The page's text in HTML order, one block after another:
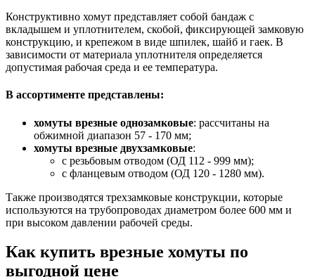
Конструктивно хомут представляет собой бандаж с
вкладышем и уплотнителем, скобой, фиксирующей замковую
конструкцию, и крепежом в виде шпилек, шайб и гаек. В
зависимости от материала уплотнителя определяется
допустимая рабочая среда и ее температура.
В ассортименте представлены:
хомуты врезные однозамковые: рассчитаны на
обжимной диапазон 57 - 170 мм;
хомуты врезные двухзамковые:
с резьбовым отводом (ОД 112 - 999 мм);
с фланцевым отводом (ОД 120 - 1280 мм).
Также производятся трехзамковые конструкции, которые
используются на трубопроводах диаметром более 600 мм и
при высоком давлении рабочей среды.
Как купить врезные хомуты по
выгодной цене